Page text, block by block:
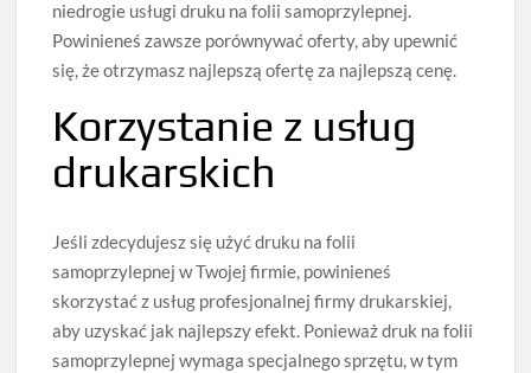
niedrogie usługi druku na folii samoprzylepnej.
Powinieneś zawsze porównywać oferty, aby upewnić
się, że otrzymasz najlepszą ofertę za najlepszą cenę.
Korzystanie z usług
drukarskich
Jeśli zdecydujesz się użyć druku na folii
samoprzylepnej w Twojej firmie, powinieneś
skorzystać z usług profesjonalnej firmy drukarskiej,
aby uzyskać jak najlepszy efekt. Ponieważ druk na folii
samoprzylepnej wymaga specjalnego sprzętu, w tym